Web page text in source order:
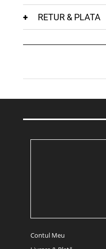
RETUR & PLATA
Contul Meu